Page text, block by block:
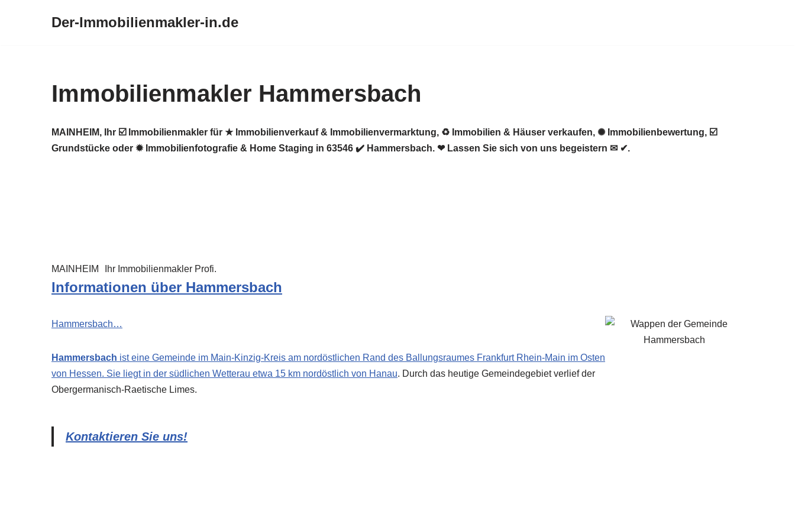
Der-Immobilienmakler-in.de
Immobilienmakler Hammersbach
MAINHEIM, Ihr ☑️ Immobilienmakler für ★ Immobilienverkauf & Immobilienvermarktung, ♻ Immobilien & Häuser verkaufen, ✺ Immobilienbewertung, ☑️
Grundstücke oder ✹ Immobilienfotografie & Home Staging in 63546 ✔️ Hammersbach. ❤ Lassen Sie sich von uns begeistern ✉ ✔.
MAINHEIM Ihr Immobilienmakler Profi.
Informationen über Hammersbach
Hammersbach…
Hammersbach ist eine Gemeinde im Main-Kinzig-Kreis am nordöstlichen Rand des Ballungsraumes Frankfurt Rhein-Main im Osten
von Hessen. Sie liegt in der südlichen Wetterau etwa 15 km nordöstlich von Hanau. Durch das heutige Gemeindegebiet verlief der
Obergermanisch-Raetische Limes.
Kontaktieren Sie uns!